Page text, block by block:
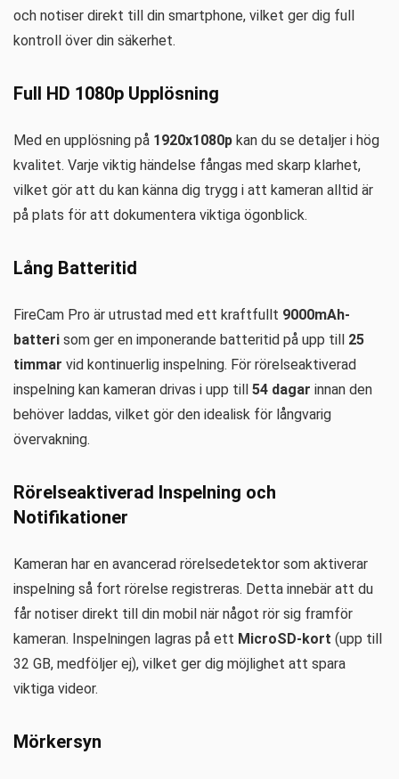
och notiser direkt till din smartphone, vilket ger dig full
kontroll över din säkerhet.
Full HD 1080p Upplösning
Med en upplösning på 1920x1080p kan du se detaljer i hög
kvalitet. Varje viktig händelse fångas med skarp klarhet,
vilket gör att du kan känna dig trygg i att kameran alltid är
på plats för att dokumentera viktiga ögonblick.
Lång Batteritid
FireCam Pro är utrustad med ett kraftfullt 9000mAh-
batteri som ger en imponerande batteritid på upp till 25
timmar vid kontinuerlig inspelning. För rörelseaktiverad
inspelning kan kameran drivas i upp till 54 dagar innan den
behöver laddas, vilket gör den idealisk för långvarig
övervakning.
Rörelseaktiverad Inspelning och
Notifikationer
Kameran har en avancerad rörelsedetektor som aktiverar
inspelning så fort rörelse registreras. Detta innebär att du
får notiser direkt till din mobil när något rör sig framför
kameran. Inspelningen lagras på ett MicroSD-kort (upp till
32 GB, medföljer ej), vilket ger dig möjlighet att spara
viktiga videor.
Mörkersyn